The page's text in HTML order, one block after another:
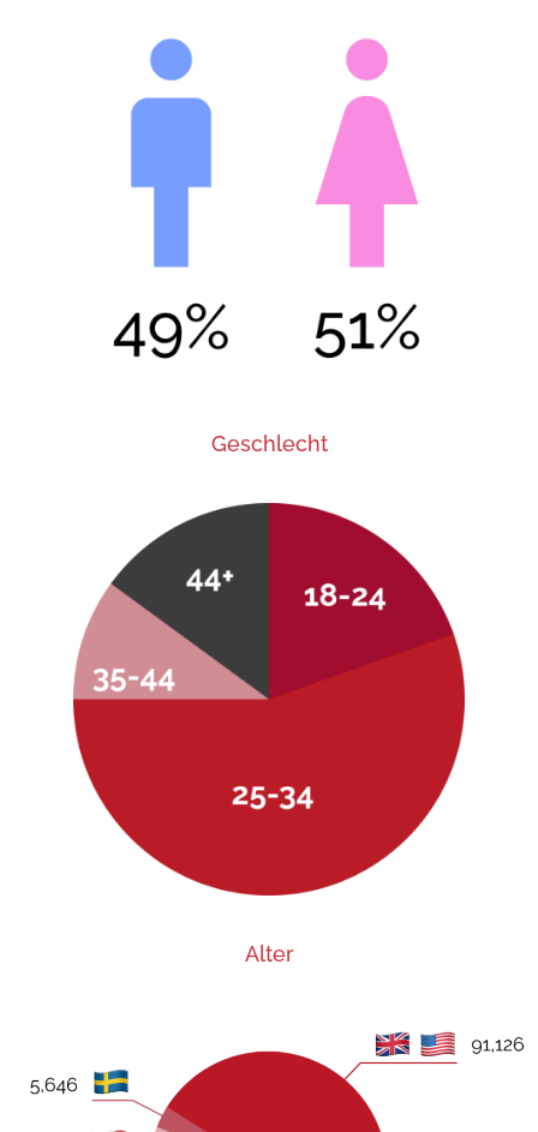
Geschlecht
Alter